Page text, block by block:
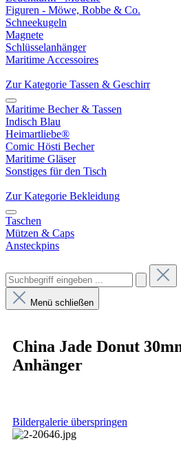
Figuren - Möwe, Robbe & Co.
Schneekugeln
Magnete
Schlüsselanhänger
Maritime Accessoires
Zur Kategorie Tassen & Geschirr
Maritime Becher & Tassen
Indisch Blau
Heimartliebe®
Comic Hösti Becher
Maritime Gläser
Sonstiges für den Tisch
Zur Kategorie Bekleidung
Taschen
Mützen & Caps
Ansteckpins
Menü schließen
China Jade Donut
Anhänger
Bildergalerie überspringen